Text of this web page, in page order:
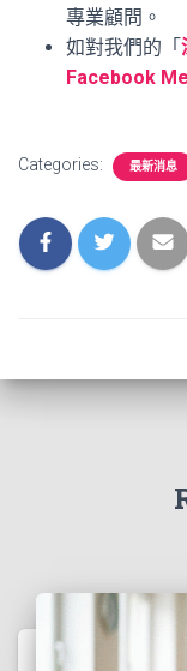
專業顧問。
如對我們的「
Facebook
Categories: 最新消息